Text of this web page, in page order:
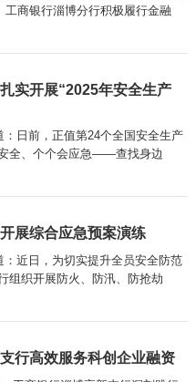
工商银行淄博分行积极履行金融
实开展“2025年安全生产
日前，正值第24个全国安全生产
全、个个会应急——查找身边
展综合应急预案演练
近日，为切实提升全员安全防范
组织开展防火、防汛、防抢劫
行高效服务科创企业融资